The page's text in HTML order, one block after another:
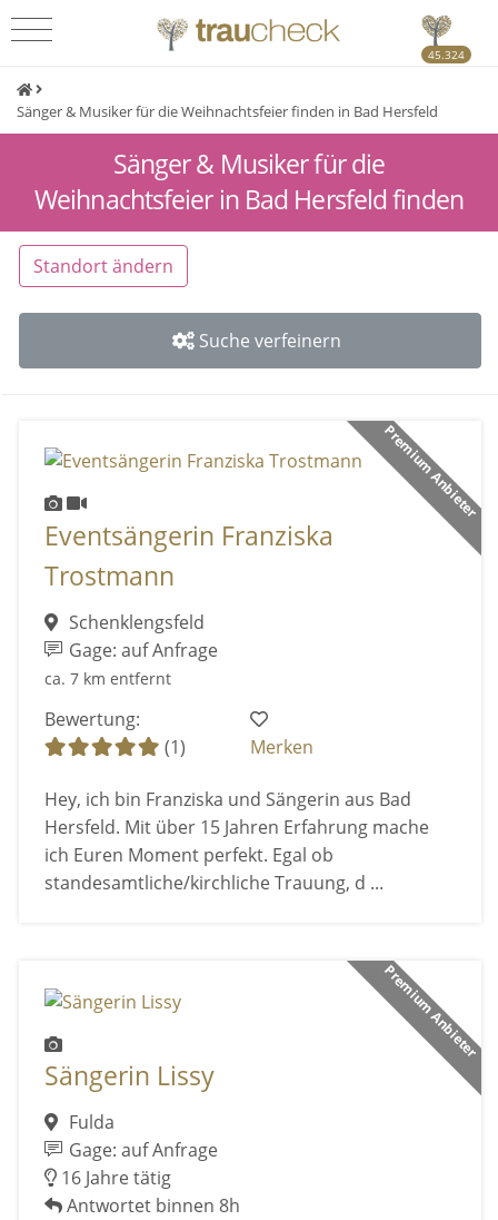
45.324
Sänger & Musiker für die Weihnachtsfeier finden in Bad Hersfeld
Sänger & Musiker für die
Weihnachtsfeier in Bad Hersfeld finden
Standort ändern
Suche verfeinern
Premium Anbieter
Eventsängerin Franziska
Trostmann
Schenklengsfeld
Gage: auf Anfrage
ca. 7 km entfernt
Bewertung:
(1)
Merken
Hey, ich bin Franziska und Sängerin aus Bad
Hersfeld. Mit über 15 Jahren Erfahrung mache
ich Euren Moment perfekt. Egal ob
standesamtliche/kirchliche Trauung, d ...
Premium Anbieter
Sängerin Lissy
Fulda
Gage: auf Anfrage
16 Jahre tätig
Antwortet binnen 8h